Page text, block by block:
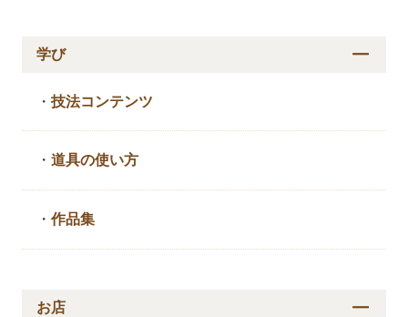
学び
・技法コンテンツ
・道具の使い方
・作品集
お店